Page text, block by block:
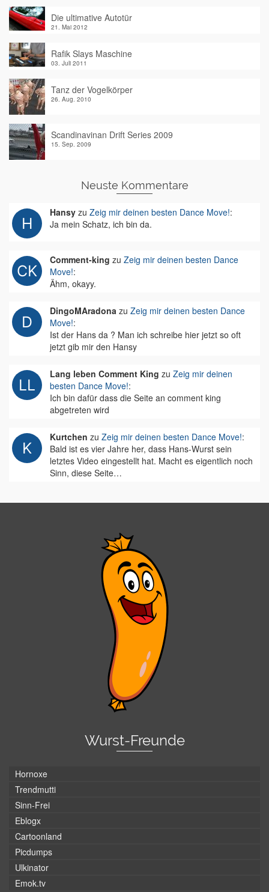
Die ultimative Autotür
21. Mai 2012
Rafik Slays Maschine
03. Juli 2011
Tanz der Vogelkörper
26. Aug. 2010
Scandinavinan Drift Series 2009
15. Sep. 2009
Neuste Kommentare
Hansy zu Zeig mir deinen besten Dance Move!:
Ja mein Schatz, ich bin da.
Comment-king zu Zeig mir deinen besten Dance
Move!:
Ähm, okayy.
DingoMAradona zu Zeig mir deinen besten Dance
Move!:
Ist der Hans da ? Man ich schreibe hier jetzt so oft
jetzt gib mir den Hansy
Lang leben Comment King zu Zeig mir deinen
besten Dance Move!:
Ich bin dafür dass die Seite an comment king
abgetreten wird
Kurtchen zu Zeig mir deinen besten Dance Move!:
Bald ist es vier Jahre her, dass Hans-Wurst sein
letztes Video eingestellt hat. Macht es eigentlich noch
Sinn, diese Seite…
Wurst-Freunde
Hornoxe
Trendmutti
Sinn-Frei
Eblogx
Cartoonland
Picdumps
Ulkinator
Emok.tv